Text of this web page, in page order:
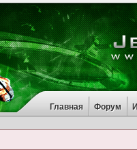
Главная Форум